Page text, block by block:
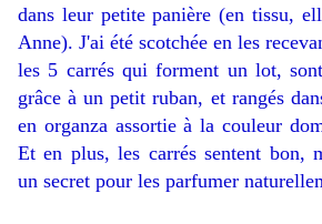
dans leur petite panière (en tissu,
Anne). J'ai été scotchée en les
les 5 carrés qui forment un lot,
grâce à un petit ruban, et rangés
en organza assortie à la couleur
Et en plus, les carrés sentent bon,
un secret pour les parfumer